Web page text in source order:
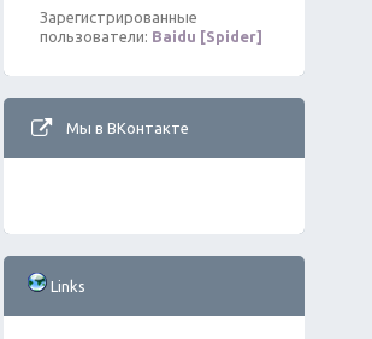
Зарегистрированные
пользователи: Baidu [Spider]
Мы в ВКонтакте
Links